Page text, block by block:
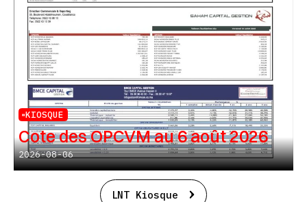
KIOSQUE
Cote des OPCVM au 6 août 2026
2026-08-06
LNT Kiosque